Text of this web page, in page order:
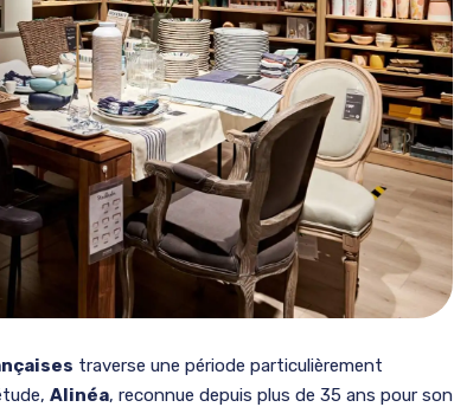
traverse une période particulièrement
Alinéa, reconnue depuis plus de 35 ans pour son